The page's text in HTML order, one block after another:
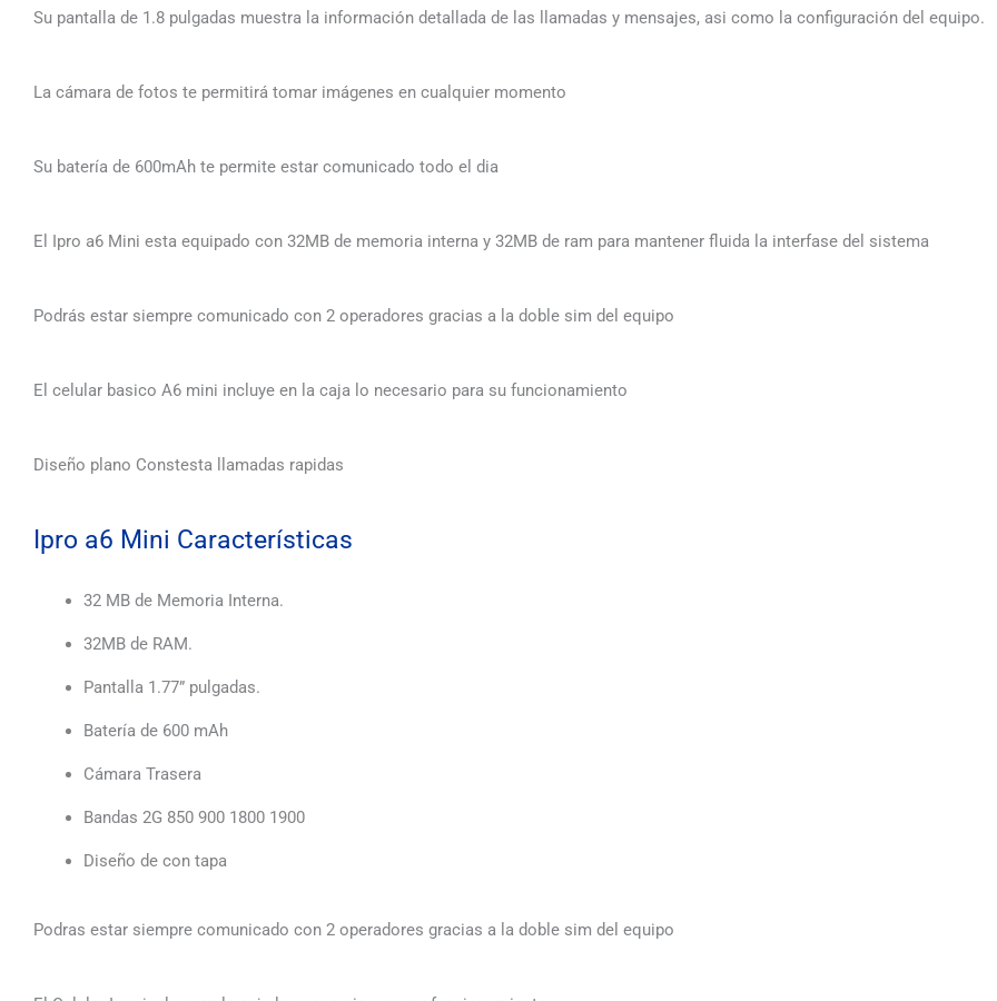
Su pantalla de 1.8 pulgadas muestra la información detallada de las llamadas y mensajes, asi como la configuración del equipo.
La cámara de fotos te permitirá tomar imágenes en cualquier momento
Su batería de 600mAh te permite estar comunicado todo el dia
El Ipro a6 Mini esta equipado con 32MB de memoria interna y 32MB de ram para mantener fluida la interfase del sistema
Podrás estar siempre comunicado con 2 operadores gracias a la doble sim del equipo
El celular basico A6 mini incluye en la caja lo necesario para su funcionamiento
Diseño plano Constesta llamadas rapidas
Ipro a6 Mini Características
32 MB de Memoria Interna.
32MB de RAM.
Pantalla 1.77” pulgadas.
Batería de 600 mAh
Cámara Trasera
Bandas 2G 850 900 1800 1900
Diseño de con tapa
Podras estar siempre comunicado con 2 operadores gracias a la doble sim del equipo